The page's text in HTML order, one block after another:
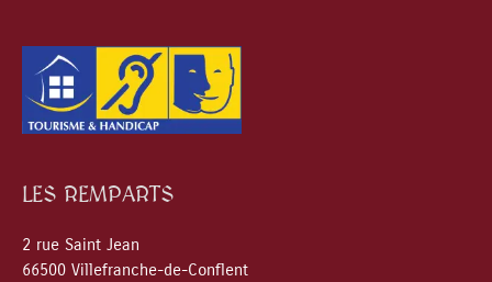
LES REMPARTS
2 rue Saint Jean
66500 Villefranche-de-Conflent